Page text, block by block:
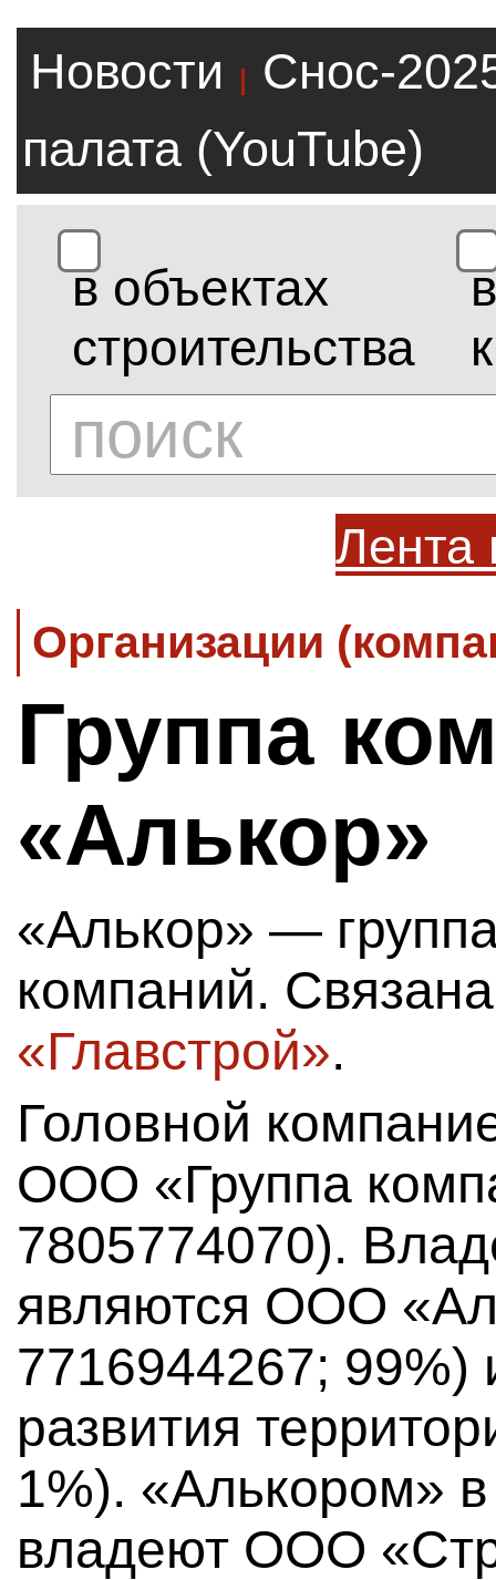
Новости |
Снос-
палата (YouTube)
в объектах
строительства
в
Лента
Организации
Группа
«Алькор»
«Алькор» —
компаний.
«Главстрой».
Головной
ООО «Группа
7805774070).
являются ООО
7716944267;
развития
1%). «Алькором»
владеют ООО